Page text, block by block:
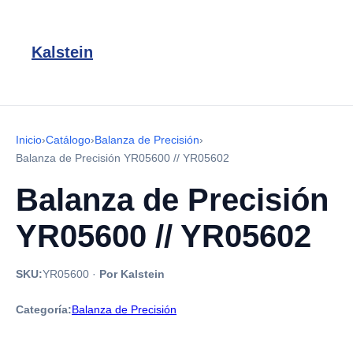
Kalstein
Inicio›Catálogo›Balanza de Precisión›
Balanza de Precisión YR05600 // YR05602
Balanza de Precisión
YR05600 // YR05602
SKU:YR05600 · Por Kalstein
Categoría:Balanza de Precisión